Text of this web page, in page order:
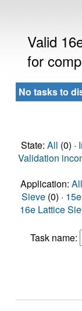
Valid
for
No tasks to
State: All (0) ·
Validation
Application: All
Sieve (0) ·
16e Lattice
Task name: